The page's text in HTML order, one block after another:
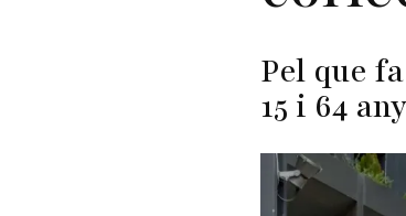
Pel que
15 i 64